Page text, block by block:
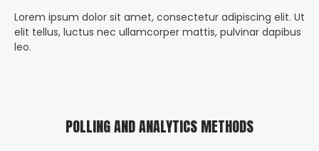
Lorem ipsum dolor sit amet, consectetur adipiscing elit. Ut
elit tellus, luctus nec ullamcorper mattis, pulvinar dapibus
leo.
POLLING AND ANALYTICS METHODS